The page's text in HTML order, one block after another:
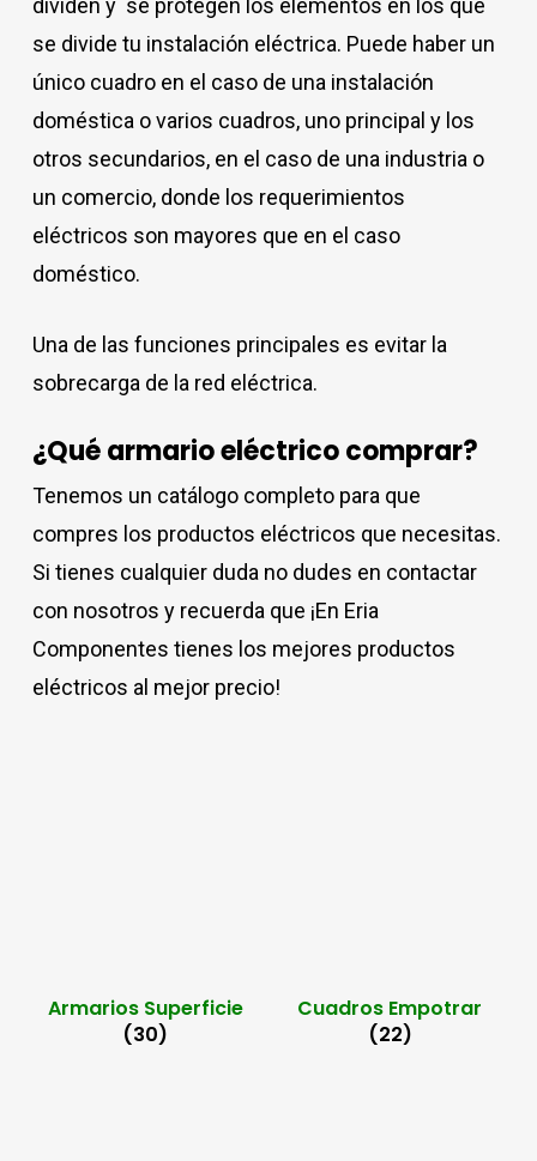
dividen y se protegen los elementos en los que
se divide tu instalación eléctrica. Puede haber un
único cuadro en el caso de una instalación
doméstica o varios cuadros, uno principal y los
otros secundarios, en el caso de una industria o
un comercio, donde los requerimientos
eléctricos son mayores que en el caso
doméstico.
Una de las funciones principales es evitar la
sobrecarga de la red eléctrica.
¿Qué armario eléctrico comprar?
Tenemos un catálogo completo para que
compres los productos eléctricos que necesitas.
Si tienes cualquier duda no dudes en contactar
con nosotros y recuerda que ¡En Eria
Componentes tienes los mejores productos
eléctricos al mejor precio!
Armarios Superficie
(30)
Cuadros Empotrar
(22)